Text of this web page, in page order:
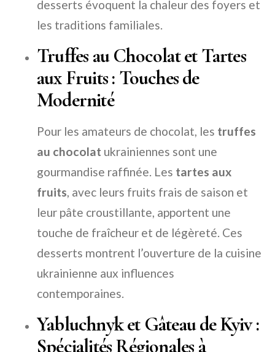
desserts évoquent la chaleur des foyers et
les traditions familiales.
Truffes au Chocolat et Tartes
aux Fruits : Touches de
Modernité
Pour les amateurs de chocolat, les truffes
au chocolat ukrainiennes sont une
gourmandise raffinée. Les tartes aux
fruits, avec leurs fruits frais de saison et
leur pâte croustillante, apportent une
touche de fraîcheur et de légèreté. Ces
desserts montrent l’ouverture de la cuisine
ukrainienne aux influences
contemporaines.
Yabluchnyk et Gâteau de Kyiv :
Spécialités Régionales à